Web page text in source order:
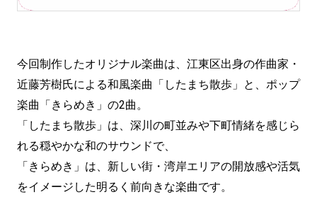
今回制作したオリジナル楽曲は、江東区出身の作曲家・
近藤芳樹氏による和風楽曲「したまち散歩」と、ポップ
楽曲「きらめき」の2曲。
「したまち散歩」は、深川の町並みや下町情緒を感じら
れる穏やかな和のサウンドで、
「きらめき」は、新しい街・湾岸エリアの開放感や活気
をイメージした明るく前向きな楽曲です。